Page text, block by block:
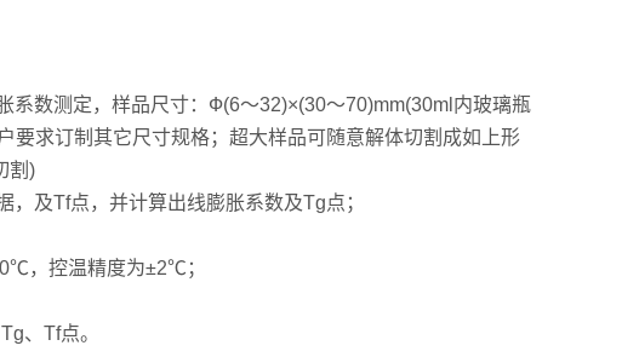
数测定，样品尺寸：Ф(6～32)×(30～70)mm(30ml内玻璃瓶
求订制其它尺寸规格；超大样品可随意解体切割成如上形
割)
及Tf点，并计算出线膨胀系数及Tg点；
，控温精度为±2℃；
、Tf点。